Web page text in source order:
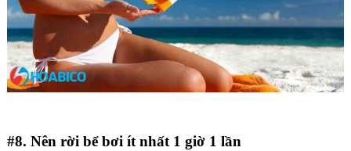
#8. Nên rời bể bơi ít nhất 1 giờ 1 lần